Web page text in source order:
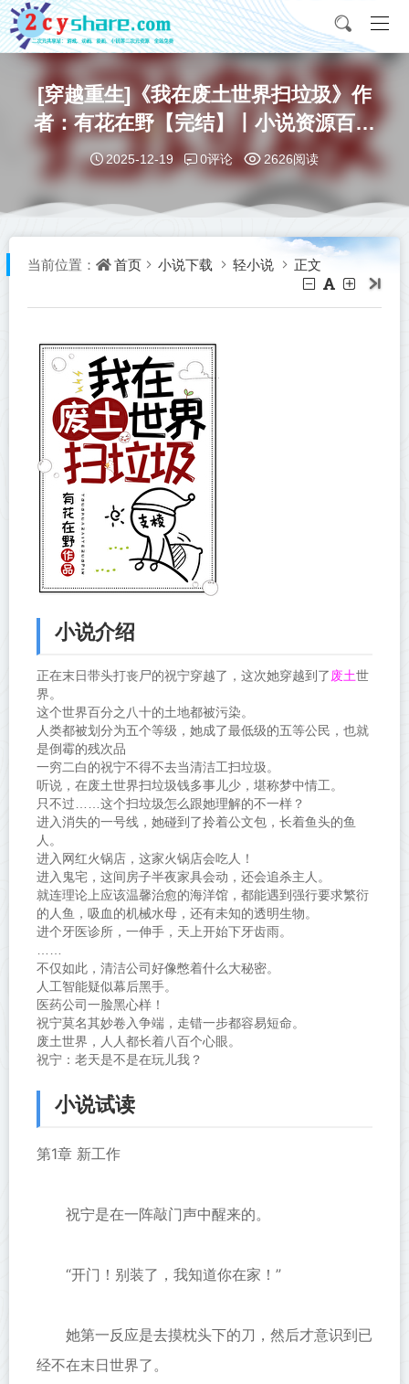
[穿越重生]《我在废土世界扫垃圾》作
者：有花在野【完结】丨小说资源百度
网盘免费txt下载
2025-12-19 0评论 2626阅读
当前位置： 首页 小说下载 轻小说 正文
小说介绍
正在末日带头打丧尸的祝宁穿越了，这次她穿越到了废土世
界。
这个世界百分之八十的土地都被污染。
人类都被划分为五个等级，她成了最低级的五等公民，也就
是倒霉的残次品
一穷二白的祝宁不得不去当清洁工扫垃圾。
听说，在废土世界扫垃圾钱多事儿少，堪称梦中情工。
只不过……这个扫垃圾怎么跟她理解的不一样？
进入消失的一号线，她碰到了拎着公文包，长着鱼头的鱼
人。
进入网红火锅店，这家火锅店会吃人！
进入鬼宅，这间房子半夜家具会动，还会追杀主人。
就连理论上应该温馨治愈的海洋馆，都能遇到强行要求繁衍
的人鱼，吸血的机械水母，还有未知的透明生物。
进个牙医诊所，一伸手，天上开始下牙齿雨。
不仅如此，清洁公司好像憋着什么大秘密。
人工智能疑似幕后黑手。
医药公司一脸黑心样！
祝宁莫名其妙卷入争端，走错一步都容易短命。
废土世界，人人都长着八百个心眼。
祝宁：老天是不是在玩儿我？
小说试读
第1章 新工作
祝宁是在一阵敲门声中醒来的。
“开门！别装了，我知道你在家！”
她第一反应是去摸枕头下的刀，然后才意识到已
经不在末日世界了。